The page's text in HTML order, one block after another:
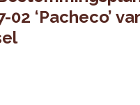
02 ‘Pacheco’